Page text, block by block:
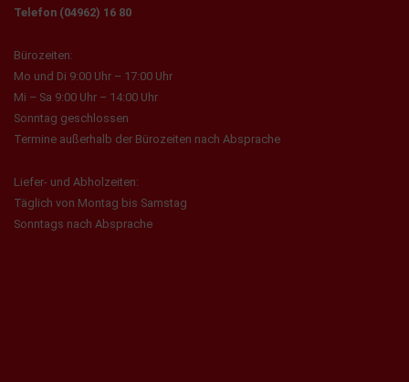
Telefon (04962) 16 80
Bürozeiten:
Mo und Di 9:00 Uhr – 17:00 Uhr
Mi – Sa 9:00 Uhr – 14:00 Uhr
Sonntag geschlossen
Termine außerhalb der Bürozeiten nach Absprache
Liefer- und Abholzeiten:
Täglich von Montag bis Samstag
Sonntags nach Absprache